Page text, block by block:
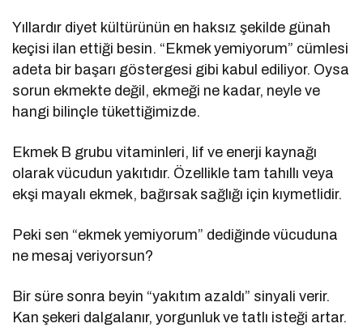
Yıllardır diyet kültürünün en haksız şekilde günah
keçisi ilan ettiği besin. “Ekmek yemiyorum” cümlesi
adeta bir başarı göstergesi gibi kabul ediliyor. Oysa
sorun ekmekte değil, ekmeği ne kadar, neyle ve
hangi bilinçle tükettiğimizde.
Ekmek B grubu vitaminleri, lif ve enerji kaynağı
olarak vücudun yakıtıdır. Özellikle tam tahıllı veya
ekşi mayalı ekmek, bağırsak sağlığı için kıymetlidir.
Peki sen “ekmek yemiyorum” dediğinde vücuduna
ne mesaj veriyorsun?
Bir süre sonra beyin “yakıtım azaldı” sinyali verir.
Kan şekeri dalgalanır, yorgunluk ve tatlı isteği artar.